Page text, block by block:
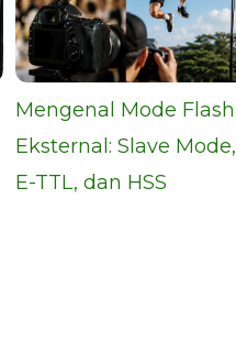
Mengenal Mode Flash
Eksternal: Slave Mode,
E-TTL, dan HSS